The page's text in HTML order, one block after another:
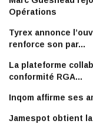
Opérations
Tyrex annonce
renforce son par...
La plateforme
conformité RGA...
Inqom affirme ses
Jamespot obtient